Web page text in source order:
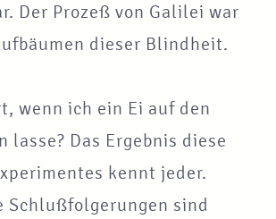
Der Prozeß von Galilei war
dieser Blindheit.
wenn ich ein Ei auf den
lasse? Das Ergebnis diese
kennt jeder.
Schlußfolgerungen sind